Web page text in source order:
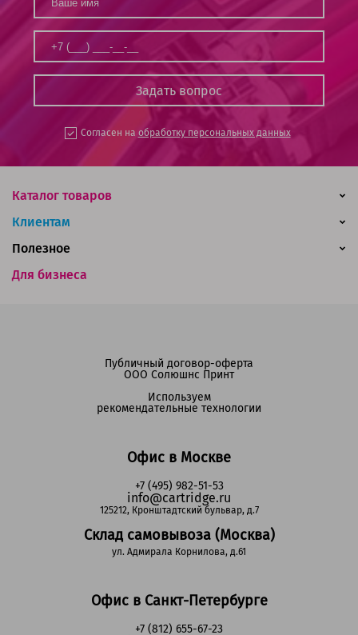
Согласен на обработку персональных данных
Каталог товаров
Клиентам
Для бизнеса
Полезное
Офис в Москве
+7 (495) 982-51-53
info@cartridge.ru
125212, Кронштадтский бульвар, д.7
Склад самовывоза (Москва)
ул. Адмирала Корнилова, д.61
Офис в Санкт-Петербурге
+7 (812) 655-67-23
Публичный договор-оферта
ООО Солюшнс Принт
Используем
рекомендательные технологии